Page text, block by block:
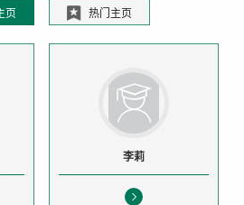
页 热门主页
李莉